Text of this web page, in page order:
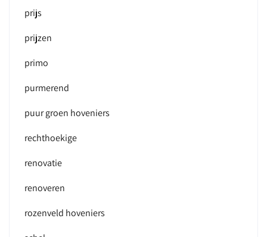
prijs
prijzen
primo
purmerend
puur groen hoveniers
rechthoekige
renovatie
renoveren
rozenveld hoveniers